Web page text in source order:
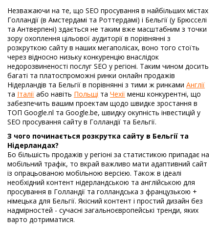
Незважаючи на те, що SEO просування в найбільших містах
Голландії (в Амстердамі та Роттердамі) і Бельгії (у Брюсселі
та Антверпені) здається не таким вже масштабним з точки
зору охоплення цільової аудиторії в порівнянні з
розкруткою сайту в наших мегаполісах, воно того стоїть
через відносно низьку конкуренцію внаслідок
недорозвиненості послуг SEO у регіоні. Таким чином досить
багаті та платоспроможні ринки онлайн продажів
Нідерландів та Бельгії в порівнянні з тими ж ринками Англії
та Італії або навіть Польщі та Чехії менш конкурентні, що
забезпечить вашим проектам щодо швидке зростання в
ТОП Google.nl та Google.be, швидку окупність інвестицій у
SEO просування сайту в Голландії та Бельгії.
З чого починається розкрутка сайту в Бельгії та
Нідерландах?
Бо більшість продажів у регіоні за статистикою припадає на
мобільний трафік, то вкрай важливо мати адаптивний сайт
із опрацьованою мобільною версією. Також в ідеалі
необхідний контент нідерландською та англійською для
просування в Голландії та голландська з французькою +
німецька для Бельгії. Якісний контент і простий дизайн без
надмірностей - сучасні загальноєвропейські тренди, яких
варто дотриматися.